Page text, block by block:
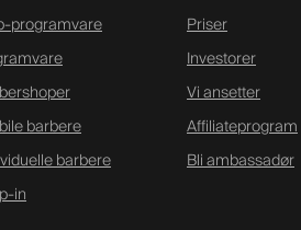
programvare
barbere
barbere
in
Priser
Investorer
Vi ansetter
Affiliateprogram
Bli ambassadør